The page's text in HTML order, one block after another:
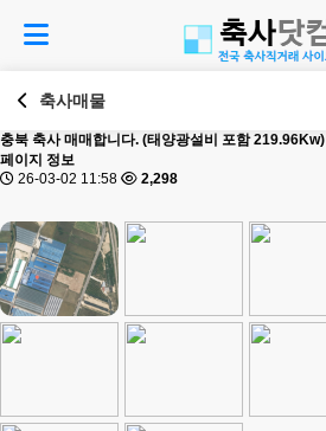
축사매물
충북 축사 매매합니다. (태양광설비 포함 219.96Kw)
페이지 정보
26-03-02 11:58
2,298